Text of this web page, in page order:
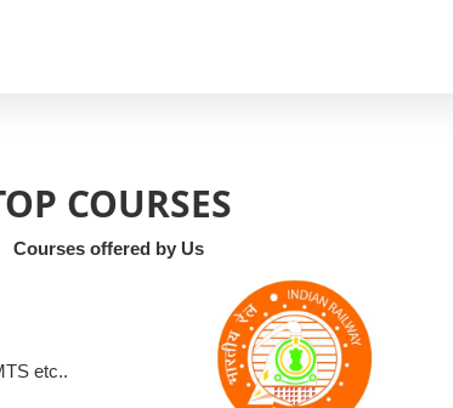
COURSES
Courses offered by Us
etc..